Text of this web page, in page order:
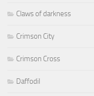
Claws of darkness
Crimson City
Crimson Cross
Daffodil